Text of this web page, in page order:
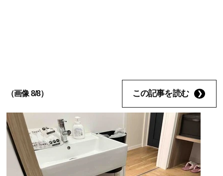
（画像 8/8） この記事を読む